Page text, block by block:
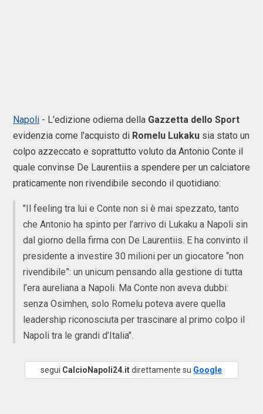
Napoli - L'edizione odierna della Gazzetta dello Sport
evidenzia come l'acquisto di Romelu Lukaku sia stato un
colpo azzeccato e soprattutto voluto da Antonio Conte il
quale convinse De Laurentiis a spendere per un calciatore
praticamente non rivendibile secondo il quotidiano:
"Il feeling tra lui e Conte non si è mai spezzato, tanto
che Antonio ha spinto per l’arrivo di Lukaku a Napoli sin
dal giorno della firma con De Laurentiis. E ha convinto il
presidente a investire 30 milioni per un giocatore “non
rivendibile”: un unicum pensando alla gestione di tutta
l’era aureliana a Napoli. Ma Conte non aveva dubbi:
senza Osimhen, solo Romelu poteva avere quella
leadership riconosciuta per trascinare al primo colpo il
Napoli tra le grandi d’Italia".
segui CalcioNapoli24.itdirettamente su Google